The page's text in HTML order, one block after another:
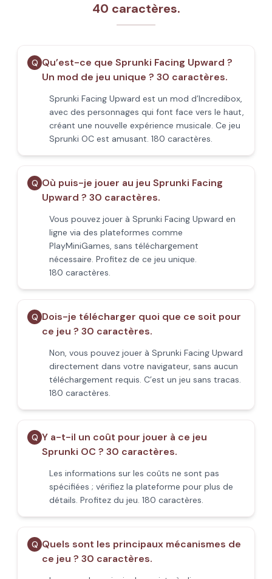
40 caractères.
Q Qu’est-ce que Sprunki Facing Upward ?
Un mod de jeu unique ? 30 caractères.
Sprunki Facing Upward est un mod d’Incredibox,
avec des personnages qui font face vers le haut,
créant une nouvelle expérience musicale. Ce jeu
Sprunki OC est amusant. 180 caractères.
Q Où puis-je jouer au jeu Sprunki Facing
Upward ? 30 caractères.
Vous pouvez jouer à Sprunki Facing Upward en
ligne via des plateformes comme
PlayMiniGames, sans téléchargement
nécessaire. Profitez de ce jeu unique.
180 caractères.
Q Dois-je télécharger quoi que ce soit pour
ce jeu ? 30 caractères.
Non, vous pouvez jouer à Sprunki Facing Upward
directement dans votre navigateur, sans aucun
téléchargement requis. C’est un jeu sans tracas.
180 caractères.
Q Y a-t-il un coût pour jouer à ce jeu
Sprunki OC ? 30 caractères.
Les informations sur les coûts ne sont pas
spécifiées ; vérifiez la plateforme pour plus de
détails. Profitez du jeu. 180 caractères.
Q Quels sont les principaux mécanismes de
ce jeu ? 30 caractères.